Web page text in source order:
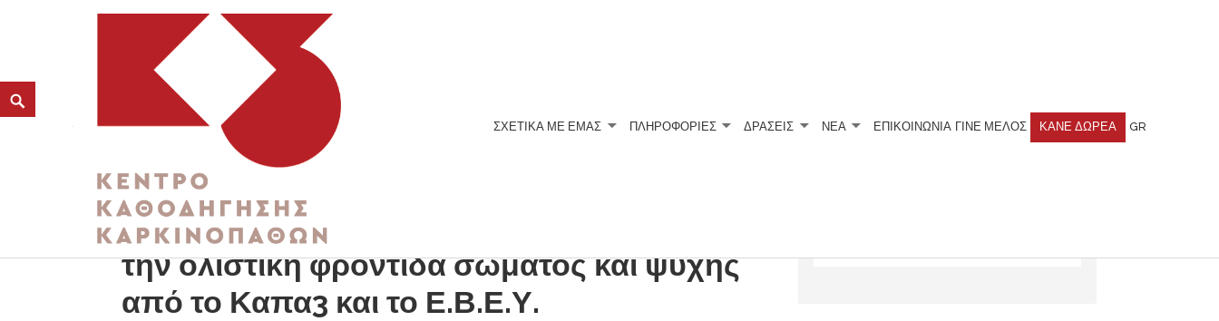
K3
ΚΕΝΤΡΟ ΚΑΘΟΔΗΓΗΣΗΣ ΚΑΡΚΙΝΟΠΑΘΩΝ
ΣΧΕΤΙΚΆ ΜΕ ΕΜΆΣ ΠΛΗΡΟΦΟΡΙΕΣ ΔΡΑΣΕΙΣ ΝΕΑ ΕΠΙΚΟΙΝΩΝΙΑ ΓΊΝΕ ΜΈΛΟΣ ΚΆΝΕ ΔΩΡΕΆ GR
Νέος Κύκλος Βιωματικών Συναντήσεων για
την ολιστική φροντίδα σώματος και ψυχής
από το Καπα3 και το Ε.Β.Ε.Υ.